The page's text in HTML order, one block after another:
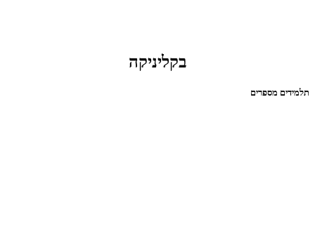
בקליניקה
תלמידים מספרים